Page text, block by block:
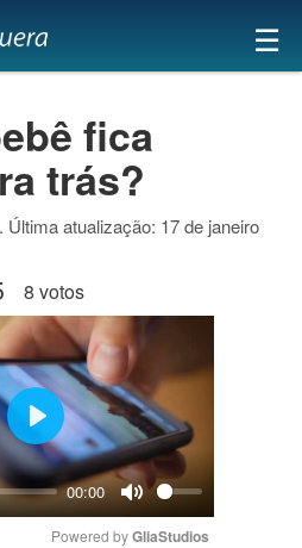
×
☰
fica
trás?
atualização: 17 de janeiro
8 votos
00:00
Mute
Play
Powered by GliaStudios